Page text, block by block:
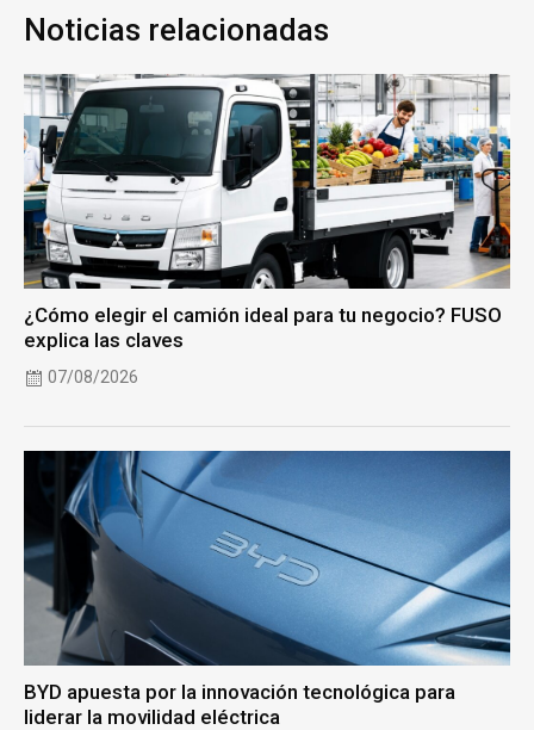
Noticias relacionadas
¿Cómo elegir el camión ideal para tu negocio? FUSO
explica las claves
07/08/2026
BYD apuesta por la innovación tecnológica para
liderar la movilidad eléctrica